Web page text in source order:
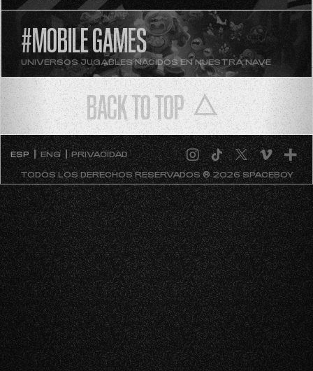
#MOBILE GAMES
UNIVERSOS JUGABLES NACIDOS EN NUESTRA NAVE
BACK TO TOP
ESP ENG PRIVACIDAD
TODOS LOS DERECHOS RESERVADOS ® 2026 SPACEBOY